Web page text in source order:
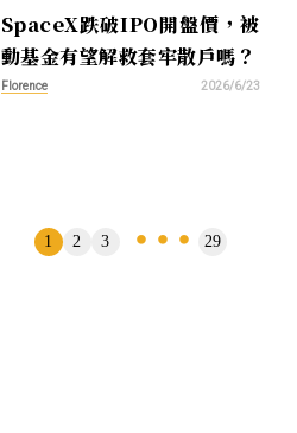
SpaceX跌破IPO開盤價，被
動基金有望解救套牢散戶嗎？
Florence 2026/6/23
1 2 3 ... 29